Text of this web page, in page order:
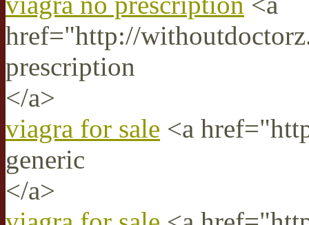
href="http://
prescription
</a>
viagra for sale <a
generic
</a>